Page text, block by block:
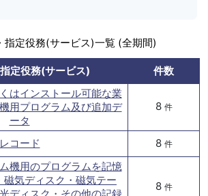
指定役務(サービス)一覧 (全期間)
定役務(サービス)
件数
はインストール可能な業
用プログラム及び追加デ
ータ
8 件
レコード 8 件
機用のプログラムを記憶
磁気ディスク・磁気テー
8 件